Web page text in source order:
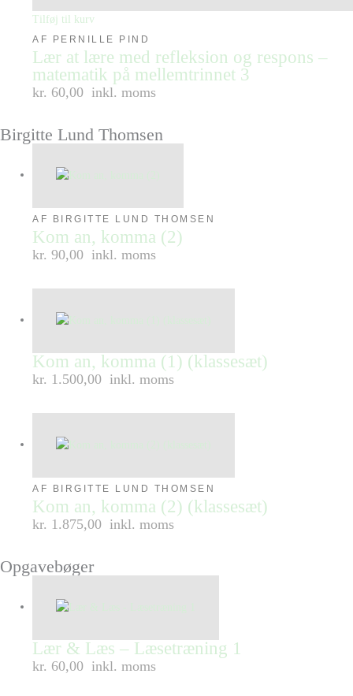
Tilføj til kurv
AF PERNILLE PIND
Lær at lære med refleksion og respons –
matematik på mellemtrinnet 3
kr. 60,00 inkl. moms
Birgitte Lund Thomsen
AF BIRGITTE LUND THOMSEN
Kom an, komma (2)
kr. 90,00 inkl. moms
Kom an, komma (1) (klassesæt)
kr. 1.500,00 inkl. moms
AF BIRGITTE LUND THOMSEN
Kom an, komma (2) (klassesæt)
kr. 1.875,00 inkl. moms
Opgavebøger
Lær & Læs – Læsetræning 1
kr. 60,00 inkl. moms